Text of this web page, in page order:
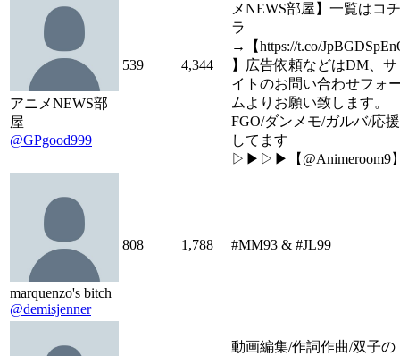
アニメNEWS部
屋
@GPgood999
539 4,344
メNEWS部屋】一覧はコチ
ラ
→【https://t.co/
】広告依頼などはDM、サ
イトのお問い合わせフォ
ムよりお願い致します。
FGO/ダンメモ/ガルバ/応援
してます
▷▶︎▷▶︎【@Animeroom9
marquenzo's bitch
@demisjenner
808 1,788 #MM93 & #JL99
動画編集/作詞作曲/双子の